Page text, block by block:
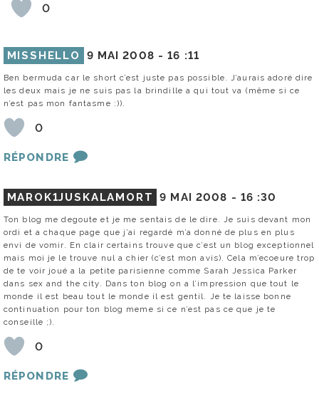
0
MISSHELLO 9 MAI 2008 -16 :11
Ben bermuda car le short c’est juste pas possible. J’aurais adoré dire
les deux mais je ne suis pas la brindille a qui tout va (même si ce
n’est pas mon fantasme :)).
0
RÉPONDRE
MAROK1JUSKALAMORT 9 MAI 2008 - 16 :30
Ton blog me degoute et je me sentais de le dire. Je suis devant mon
ordi et a chaque page que j’ai regardé m’a donné de plus en plus
envi de vomir. En clair certains trouve que c’est un blog exceptionnel
mais moi je le trouve nul a chier (c’est mon avis). Cela m’ecoeure trop
de te voir joué a la petite parisienne comme Sarah Jessica Parker
dans sex and the city. Dans ton blog on a l’impression que tout le
monde il est beau tout le monde il est gentil. Je te laisse bonne
continuation pour ton blog meme si ce n’est pas ce que je te
conseille ;).
0
RÉPONDRE